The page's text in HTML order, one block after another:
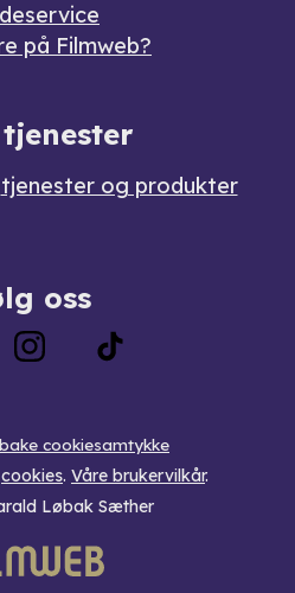
på Filmweb?
tjenester og produkter
oss
cookiesamtykke
cookies. Våre brukervilkår.
Løbak Sæther